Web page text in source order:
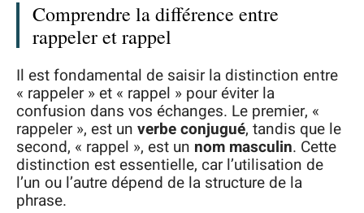
Comprendre la différence entre
rappeler et rappel
Il est fondamental de saisir la distinction entre
« rappeler » et « rappel » pour éviter la
confusion dans vos échanges. Le premier, «
rappeler », est un verbe conjugué, tandis que le
second, « rappel », est un nom masculin. Cette
distinction est essentielle, car l’utilisation de
l’un ou l’autre dépend de la structure de la
phrase.